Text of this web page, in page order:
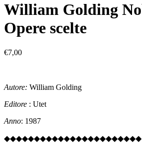
William Golding
Opere scelte
€7,00
Autore: William Golding
Editore : Utet
Anno: 1987
◆◆◆◆◆◆◆◆◆◆◆◆◆◆◆◆◆◆◆◆◆◆◆